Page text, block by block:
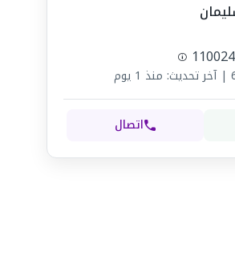
|آخر تحديث: منذ 1 يوم
اتصال